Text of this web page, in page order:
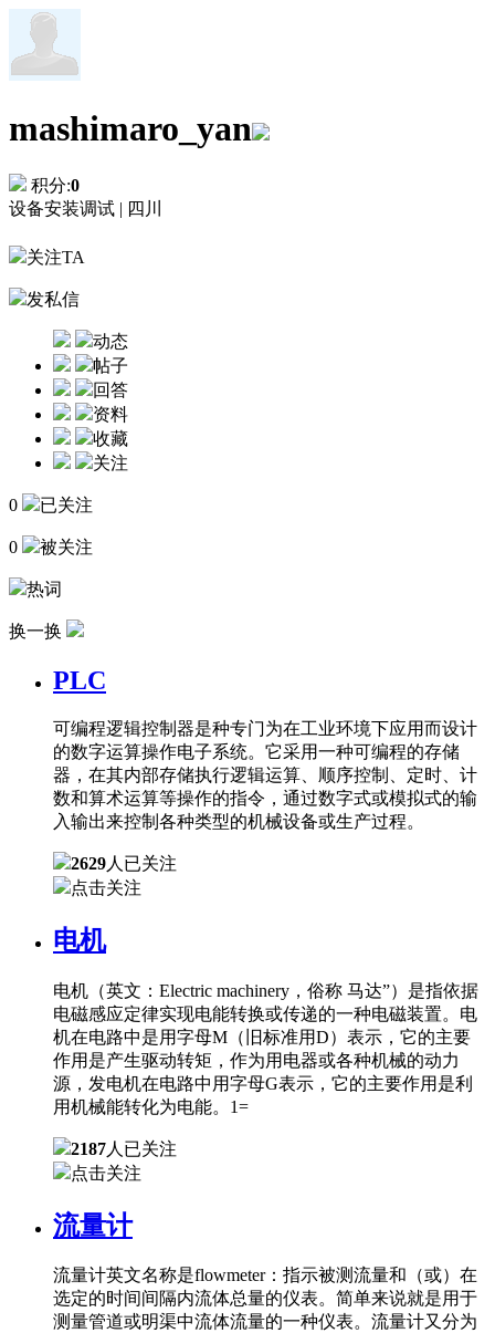
mashimaro_yan
积分:0
设备安装调试 | 四川
关注TA
发私信
动态
帖子
回答
资料
收藏
关注
0 已关注
0 被关注
热词
换一换
PLC
可编程逻辑控制器是种专门为在工业环境下应用而设计
的数字运算操作电子系统。它采用一种可编程的存储
器，在其内部存储执行逻辑运算、顺序控制、定时、计
数和算术运算等操作的指令，通过数字式或模拟式的输
入输出来控制各种类型的机械设备或生产过程。
2629人已关注
点击关注
电机
电机（英文：Electric machinery，俗称 马达”）是指依据
电磁感应定律实现电能转换或传递的一种电磁装置。电
机在电路中是用字母M（旧标准用D）表示，它的主要
作用是产生驱动转矩，作为用电器或各种机械的动力
源，发电机在电路中用字母G表示，它的主要作用是利
用机械能转化为电能。1=
2187人已关注
点击关注
流量计
流量计英文名称是flowmeter：指示被测流量和（或）在
选定的时间间隔内流体总量的仪表。简单来说就是用于
测量管道或明渠中流体流量的一种仪表。流量计又分为